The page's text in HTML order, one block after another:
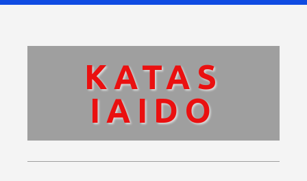
KATAS
IAIDO